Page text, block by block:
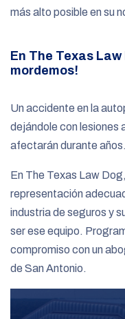
más alto posible en su
En The Texas Law
mordemos!
Un accidente en la
dejándole con lesiones
afectarán durante años.
En The Texas Law
representación
industria de seguros y
ser ese equipo.
compromiso con un
de San Antonio.